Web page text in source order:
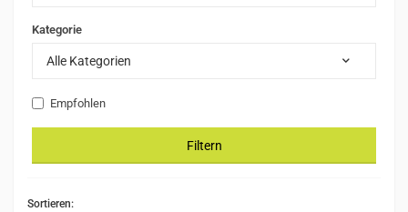
Kategorie
Alle Kategorien
Empfohlen
Filtern
Sortieren: